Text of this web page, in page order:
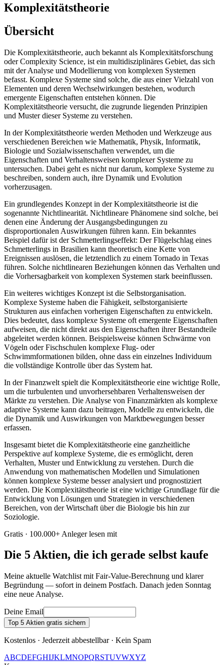
Komplexitätstheorie
Übersicht
Die Komplexitätstheorie, auch bekannt als Komplexitätsforschung
oder Complexity Science, ist ein multidisziplinäres Gebiet, das sich
mit der Analyse und Modellierung von komplexen Systemen
befasst. Komplexe Systeme sind solche, die aus einer Vielzahl von
Elementen und deren Wechselwirkungen bestehen, wodurch
emergente Eigenschaften entstehen können. Die
Komplexitätstheorie versucht, die zugrunde liegenden Prinzipien
und Muster dieser Systeme zu verstehen.
In der Komplexitätstheorie werden Methoden und Werkzeuge aus
verschiedenen Bereichen wie Mathematik, Physik, Informatik,
Biologie und Sozialwissenschaften verwendet, um die
Eigenschaften und Verhaltensweisen komplexer Systeme zu
untersuchen. Dabei geht es nicht nur darum, komplexe Systeme zu
beschreiben, sondern auch, ihre Dynamik und Evolution
vorherzusagen.
Ein grundlegendes Konzept in der Komplexitätstheorie ist die
sogenannte Nichtlinearität. Nichtlineare Phänomene sind solche, bei
denen eine Änderung der Ausgangsbedingungen zu
disproportionalen Auswirkungen führen kann. Ein bekanntes
Beispiel dafür ist der Schmetterlingseffekt: Der Flügelschlag eines
Schmetterlings in Brasilien kann theoretisch eine Kette von
Ereignissen auslösen, die letztendlich zu einem Tornado in Texas
führen. Solche nichtlinearen Beziehungen können das Verhalten und
die Vorhersagbarkeit von komplexen Systemen stark beeinflussen.
Ein weiteres wichtiges Konzept ist die Selbstorganisation.
Komplexe Systeme haben die Fähigkeit, selbstorganisierte
Strukturen aus einfachen vorherigen Eigenschaften zu entwickeln.
Dies bedeutet, dass komplexe Systeme oft emergente Eigenschaften
aufweisen, die nicht direkt aus den Eigenschaften ihrer Bestandteile
abgeleitet werden können. Beispielsweise können Schwärme von
Vögeln oder Fischschulen komplexe Flug- oder
Schwimmformationen bilden, ohne dass ein einzelnes Individuum
die vollständige Kontrolle über das System hat.
In der Finanzwelt spielt die Komplexitätstheorie eine wichtige Rolle,
um die turbulenten und unvorhersehbaren Verhaltensweisen der
Märkte zu verstehen. Die Analyse von Finanzmärkten als komplexe
adaptive Systeme kann dazu beitragen, Modelle zu entwickeln, die
die Dynamik und Auswirkungen von Marktbewegungen besser
erfassen.
Insgesamt bietet die Komplexitätstheorie eine ganzheitliche
Perspektive auf komplexe Systeme, die es ermöglicht, deren
Verhalten, Muster und Entwicklung zu verstehen. Durch die
Anwendung von mathematischen Modellen und Simulationen
können komplexe Systeme besser analysiert und prognostiziert
werden. Die Komplexitätstheorie ist eine wichtige Grundlage für die
Entwicklung von Lösungen und Strategien in verschiedenen
Bereichen, von der Wirtschaft über die Biologie bis hin zur
Soziologie.
Gratis · 100.000+ Anleger lesen mit
Die 5 Aktien, die ich gerade selbst kaufe
Meine aktuelle Watchlist mit Fair-Value-Berechnung und klarer
Begründung — sofort in deinem Postfach. Danach jeden Sonntag
eine neue Analyse.
Deine Email
Top 5 Aktien gratis sichern
Kostenlos · Jederzeit abbestellbar · Kein Spam
ABCDEFGHIJKLMNOPQRSTUVWXYZ